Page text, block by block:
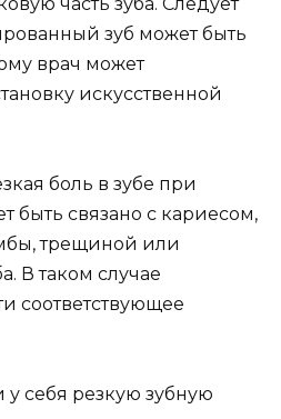
зуб может быть
врач может
искусственной
боль в зубе при
быть связано с кариесом,
трещиной или
В таком случае
соответствующее
себя резкую зубную